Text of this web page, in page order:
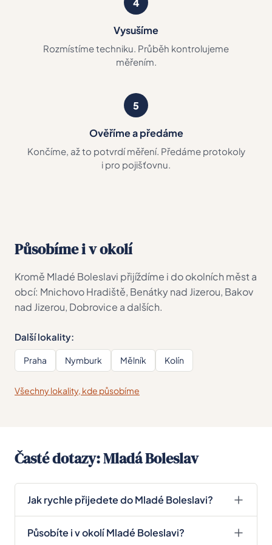
Vysušíme
Rozmístíme techniku. Průběh kontrolujeme
měřením.
5
Ověříme a předáme
Končíme, až to potvrdí měření. Předáme protokoly
i pro pojišťovnu.
Působíme i v okolí
Kromě Mladé Boleslavi přijíždíme i do okolních měst a
obcí: Mnichovo Hradiště, Benátky nad Jizerou, Bakov
nad Jizerou, Dobrovice a dalších.
Další lokality:
Praha Nymburk Mělník Kolín
Všechny lokality, kde působíme
Časté dotazy: Mladá Boleslav
Jak rychle přijedete do Mladé Boleslavi?
po D10. Po domluvě obvykle přijedeme následující
Působíte i v okolí Mladé Boleslavi?